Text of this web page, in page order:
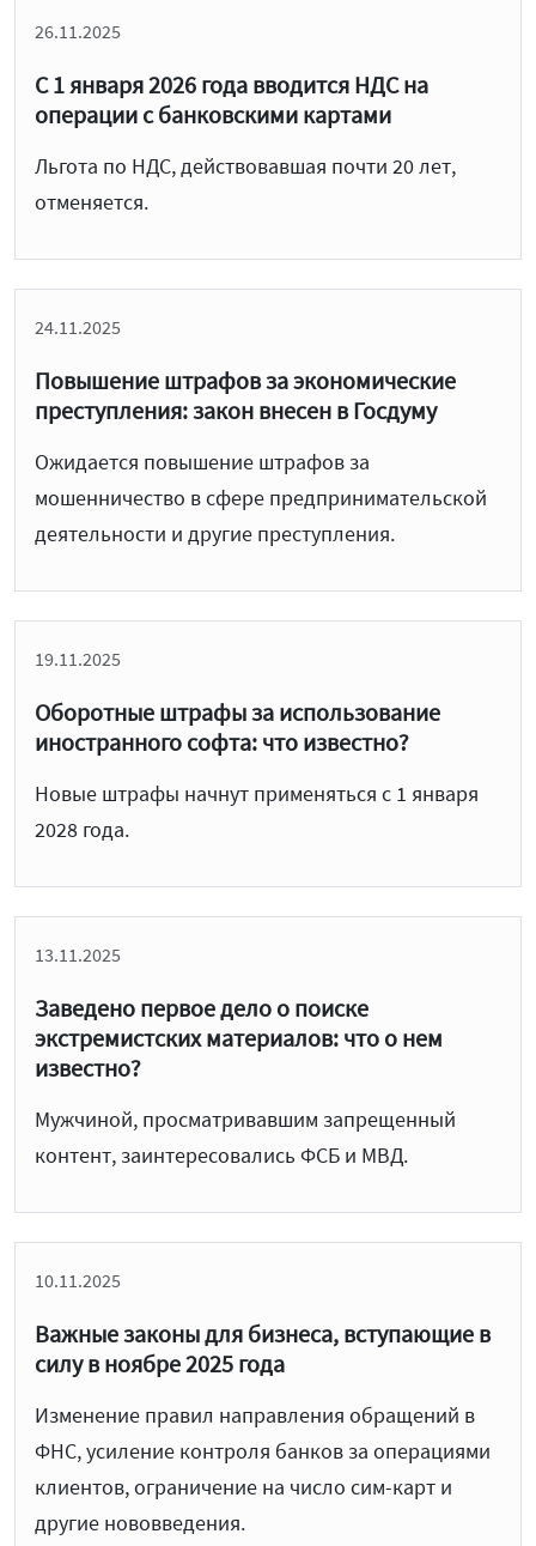
26.11.2025
С 1 января 2026 года вводится НДС на
операции с банковскими картами
Льгота по НДС, действовавшая почти 20 лет,
отменяется.
24.11.2025
Повышение штрафов за экономические
преступления: закон внесен в Госдуму
Ожидается повышение штрафов за
мошенничество в сфере предпринимательской
деятельности и другие преступления.
19.11.2025
Оборотные штрафы за использование
иностранного софта: что известно?
Новые штрафы начнут применяться с 1 января
2028 года.
13.11.2025
Заведено первое дело о поиске
экстремистских материалов: что о нем
известно?
Мужчиной, просматривавшим запрещенный
контент, заинтересовались ФСБ и МВД.
10.11.2025
Важные законы для бизнеса, вступающие в
силу в ноябре 2025 года
Изменение правил направления обращений в
ФНС, усиление контроля банков за операциями
клиентов, ограничение на число сим-карт и
другие нововведения.